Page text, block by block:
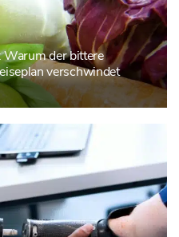
Warum der bittere
verschwindet